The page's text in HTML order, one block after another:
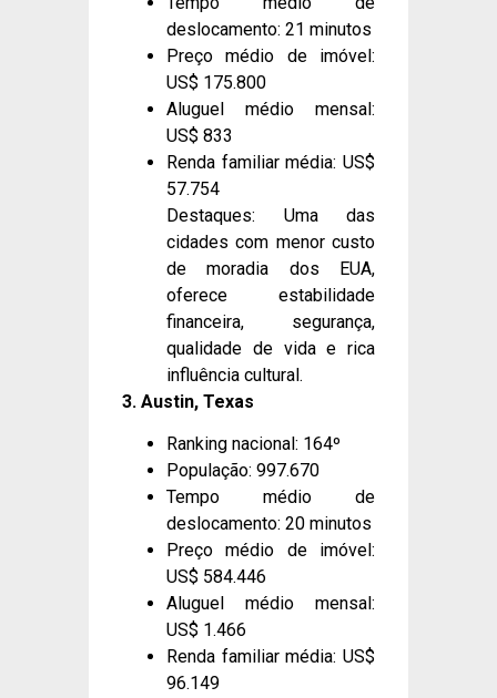
deslocamento: 21 minutos
Preço médio de imóvel:
US$ 175.800
Aluguel médio mensal:
US$ 833
Renda familiar média: US$
57.754
Destaques: Uma das
cidades com menor custo
de moradia dos EUA,
oferece estabilidade
financeira, segurança,
qualidade de vida e rica
influência cultural.
3. Austin, Texas
Ranking nacional: 164º
População: 997.670
Tempo médio de
deslocamento: 20 minutos
Preço médio de imóvel:
US$ 584.446
Aluguel médio mensal:
US$ 1.466
Renda familiar média: US$
96.149